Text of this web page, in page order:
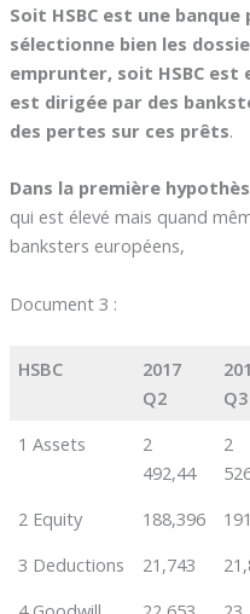
Soit HSBC est une
sélectionne bien les
emprunter, soit HSBC est
est dirigée par des
des pertes sur ces prêts.
Dans la première
qui est élevé mais quand
banksters européens,
Document 3 :
HSBC
2017
Q2
Q3
1 Assets
2
492,44
2
2 Equity
188,396
3 Deductions
21,743